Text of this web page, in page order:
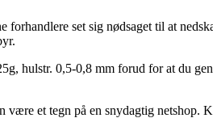
set sig nødsaget til at
hulstr. 0,5-0,8 mm forud for at du
et tegn på en snydagtig netshop.